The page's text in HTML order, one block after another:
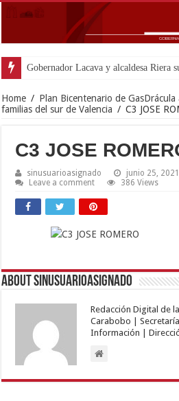
Home / Plan Bicentenario de
familias del sur de Valencia / C3 JOSE
C3 JOSE
sinusuarioasignado
junio 25, 2021
Leave a comment
386 Views
About sinusuarioasignado
Redacción Digital de
Carabobo |
Información |